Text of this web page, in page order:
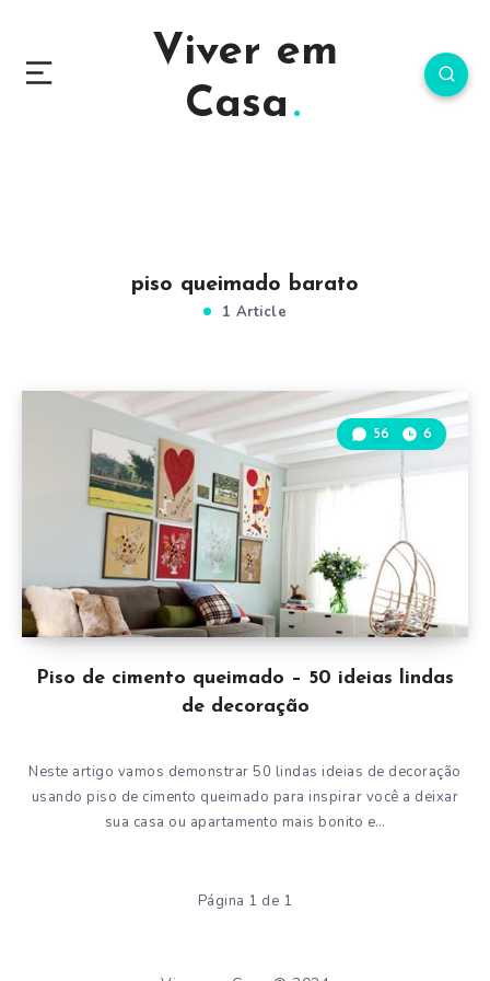
Viver em
Casa
piso queimado barato
1 Article
Piso de cimento queimado – 50 ideias lindas
de decoração
56 6
Neste artigo vamos demonstrar 50 lindas ideias de decoração
usando piso de cimento queimado para inspirar você a deixar
sua casa ou apartamento mais bonito e…
Página 1 de 1